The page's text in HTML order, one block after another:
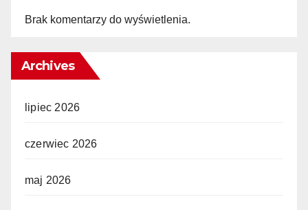
Brak komentarzy do wyświetlenia.
Archives
lipiec 2026
czerwiec 2026
maj 2026